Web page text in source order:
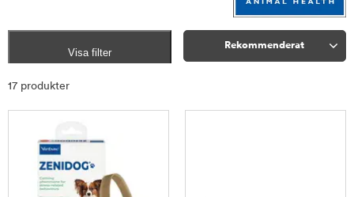
Visa filter
Rekommenderat
17 produkter